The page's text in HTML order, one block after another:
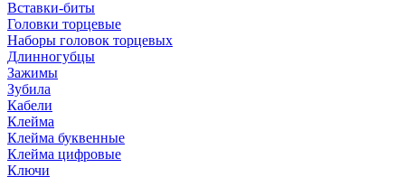
Вставки-биты
Головки торцевые
Наборы головок торцевых
Длинногубцы
Зажимы
Зубила
Кабели
Клейма
Клейма буквенные
Клейма цифровые
Ключи